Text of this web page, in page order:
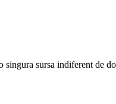
singura sursa indiferent de